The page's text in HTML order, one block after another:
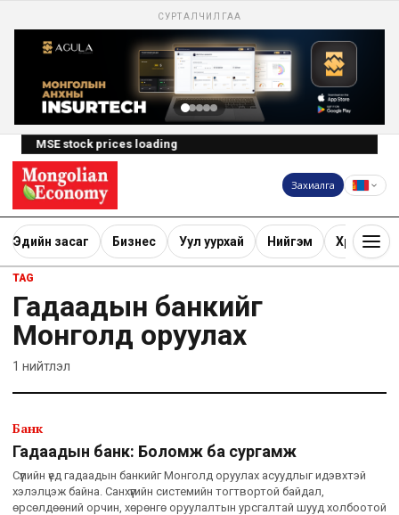
СУРТАЛЧИЛГАА
MSE stock prices loading
Захиалга
Эдийн засаг Бизнес Уул уурхай Нийгэм Хөрөнгө
TAG
Гадаадын банкийг
Монголд оруулах
1 нийтлэл
Банк
Гадаадын банк: Боломж ба сургамж
Сүүлийн үед гадаадын банкийг Монголд оруулах асуудлыг идэвхтэй
хэлэлцэж байна. Санхүүгийн системийн тогтвортой байдал,
өрсөлдөөний орчин, хөрөнгө оруулалтын урсгалтай шууд холбоотой